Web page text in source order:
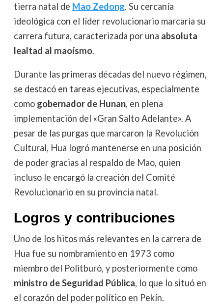
tierra natal de Mao Zedong. Su cercanía
ideológica con el líder revolucionario marcaría su
carrera futura, caracterizada por una absoluta
lealtad al maoísmo.
Durante las primeras décadas del nuevo régimen,
se destacó en tareas ejecutivas, especialmente
como gobernador de Hunan, en plena
implementación del «Gran Salto Adelante». A
pesar de las purgas que marcaron la Revolución
Cultural, Hua logró mantenerse en una posición
de poder gracias al respaldo de Mao, quien
incluso le encargó la creación del Comité
Revolucionario en su provincia natal.
Logros y contribuciones
Uno de los hitos más relevantes en la carrera de
Hua fue su nombramiento en 1973 como
miembro del Politburó, y posteriormente como
ministro de Seguridad Pública, lo que lo situó en
el corazón del poder político en Pekín.